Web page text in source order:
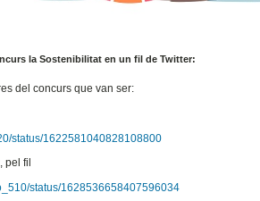
la Sostenibilitat en un fil de Twitter:
del concurs que van ser:
status/1622581040828108800
, pel fil
status/1628536658407596034